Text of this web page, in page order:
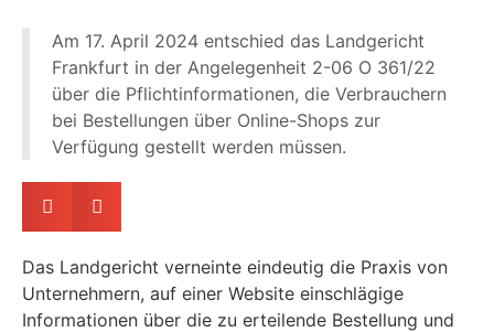
Am 17. April 2024 entschied das Landgericht
Frankfurt in der Angelegenheit 2-06 O 361/22
über die Pflichtinformationen, die Verbrauchern
bei Bestellungen über Online-Shops zur
Verfügung gestellt werden müssen.
Das Landgericht verneinte eindeutig die Praxis von
Unternehmern, auf einer Website einschlägige
Informationen über die zu erteilende Bestellung und